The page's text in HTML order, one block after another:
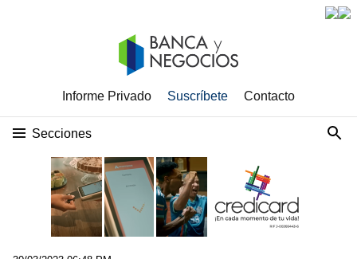
Informe Privado Suscríbete Contacto
Secciones